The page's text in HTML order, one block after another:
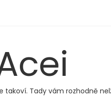
Tady vám rozhodně